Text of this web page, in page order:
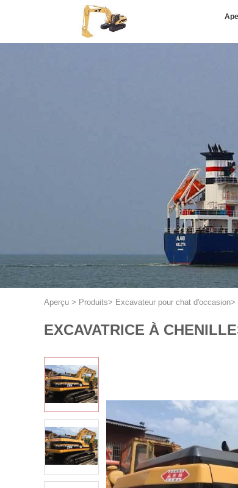
Aperçu > Produits> Excavateur pour chat d'occasion>
EXCAVATRICE À